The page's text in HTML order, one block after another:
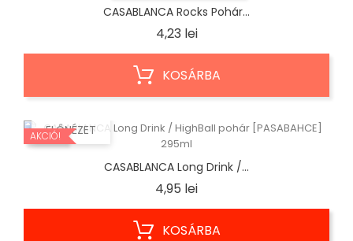
CASABLANCA Rocks Pohár...
4,23 leiÁr
KOSÁRBA
ELŐNÉZET
AKCIÓ!
CASABLANCA Long Drink /...
4,95 leiÁr
KOSÁRBA